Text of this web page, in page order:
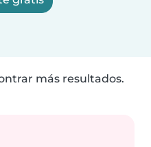
más resultados.